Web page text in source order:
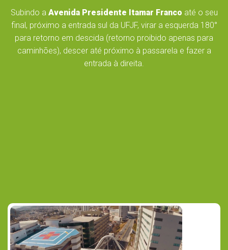
Subindo a Avenida Presidente Itamar Franco até o seu
final, próximo a entrada sul da UFJF, virar a esquerda 180°
para retorno em descida (retorno proibido apenas para
caminhões), descer até próximo à passarela e fazer a
entrada à direita.